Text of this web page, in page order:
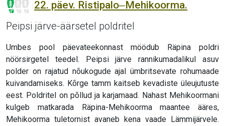
22. päev. Ristipalo‒Mehikoorma.
Peipsi järve-äärsetel poldritel
Umbes pool päevateekonnast möödub Räpina poldri
nöörsirgetel teedel. Peipsi järve rannikumadalikul asuv
polder on rajatud nõukogude ajal ümbritsevate rohumaade
kuivandamiseks. Kõrge tamm kaitseb kevadiste üleujutuste
eest. Poldritel on põllud ja karjamaad. Nahast Mehikoormani
kulgeb matkarada Räpina-Mehikoorma maantee ääres,
Mehikoorma tuletornist avaneb kena vaade Lämmijärvele.